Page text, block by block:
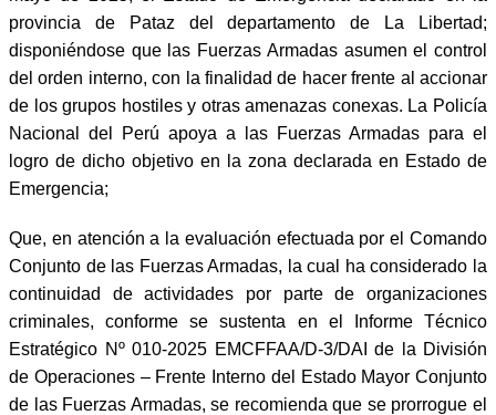
provincia de Pataz del departamento de La Libertad;
disponiéndose que las Fuerzas Armadas asumen el control
del orden interno, con la finalidad de hacer frente al accionar
de los grupos hostiles y otras amenazas conexas. La Policía
Nacional del Perú apoya a las Fuerzas Armadas para el
logro de dicho objetivo en la zona declarada en Estado de
Emergencia;
Que, en atención a la evaluación efectuada por el Comando
Conjunto de las Fuerzas Armadas, la cual ha considerado la
continuidad de actividades por parte de organizaciones
criminales, conforme se sustenta en el Informe Técnico
Estratégico Nº 010-2025 EMCFFAA/D-3/DAI de la División
de Operaciones – Frente Interno del Estado Mayor Conjunto
de las Fuerzas Armadas, se recomienda que se prorrogue el